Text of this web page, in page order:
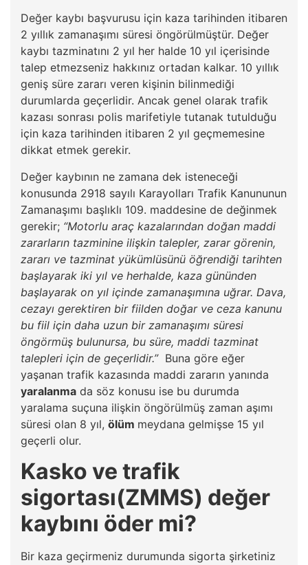
Değer kaybı başvurusu için kaza tarihinden itibaren
2 yıllık zamanaşımı süresi öngörülmüştür. Değer
kaybı tazminatını 2 yıl her halde 10 yıl içerisinde
talep etmezseniz hakkınız ortadan kalkar. 10 yıllık
geniş süre zararı veren kişinin bilinmediği
durumlarda geçerlidir. Ancak genel olarak trafik
kazası sonrası polis marifetiyle tutanak tutulduğu
için kaza tarihinden itibaren 2 yıl geçmemesine
dikkat etmek gerekir.
Değer kaybının ne zamana dek isteneceği
konusunda 2918 sayılı Karayolları Trafik Kanununun
Zamanaşımı başlıklı 109. maddesine de değinmek
gerekir; “Motorlu araç kazalarından doğan maddi
zararların tazminine ilişkin talepler, zarar görenin,
zararı ve tazminat yükümlüsünü öğrendiği tarihten
başlayarak iki yıl ve herhalde, kaza gününden
başlayarak on yıl içinde zamanaşımına uğrar. Dava,
cezayı gerektiren bir fiilden doğar ve ceza kanunu
bu fiil için daha uzun bir zamanaşımı süresi
öngörmüş bulunursa, bu süre, maddi tazminat
talepleri için de geçerlidir.”Buna göre eğer
yaşanan trafik kazasında maddi zararın yanında
yaralanma da söz konusu ise bu durumda
yaralama suçuna ilişkin öngörülmüş zaman aşımı
süresi olan 8 yıl, ölüm meydana gelmişse 15 yıl
geçerli olur.
Kasko ve trafik
sigortası(ZMMS) değer
kaybını öder mi?
Bir kaza geçirmeniz durumunda sigorta şirketiniz